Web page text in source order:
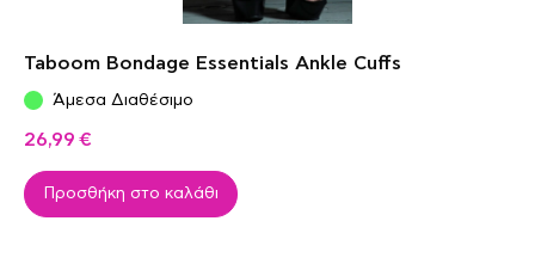
Taboom Bondage Essentials Ankle Cuffs
Άμεσα Διαθέσιμο
26,99 €
Προσθήκη στο καλάθι